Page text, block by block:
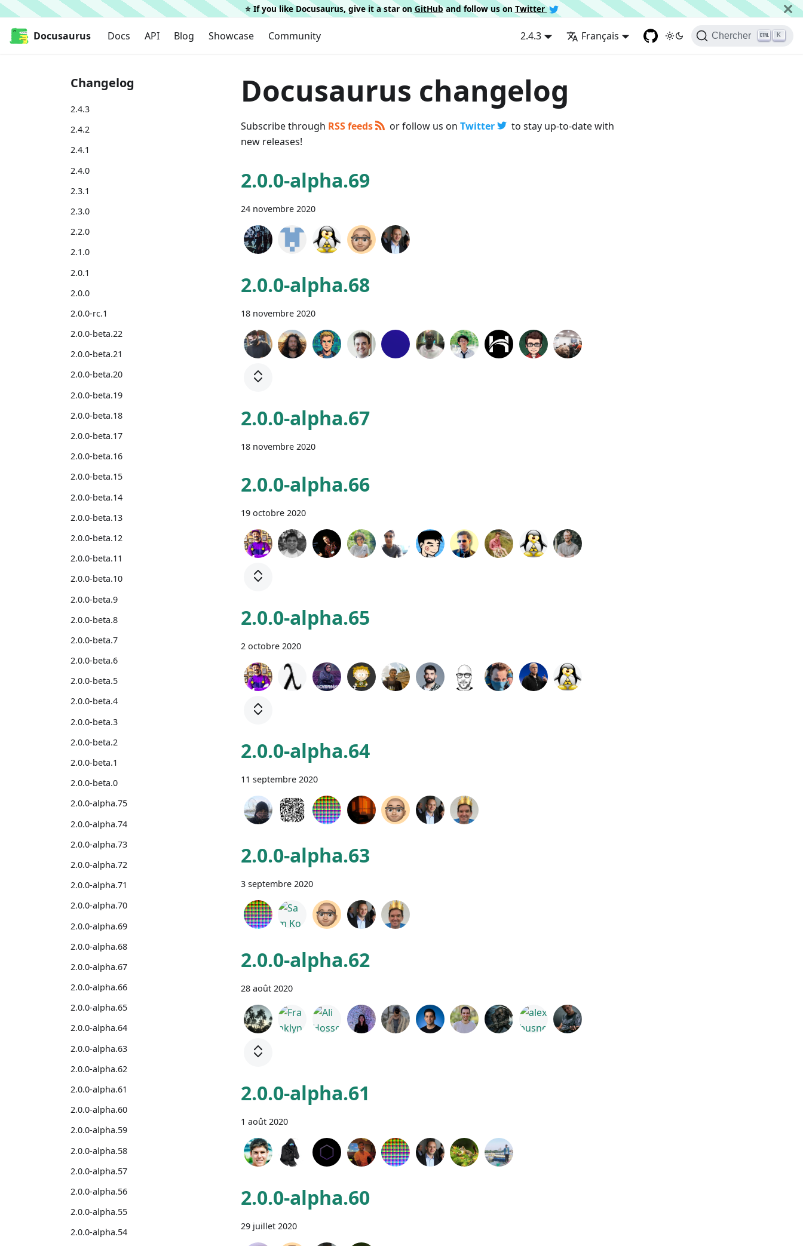
⭐️ If you like Docusaurus, give it a star on GitHuband follow us on Twitter
Docusaurus Docs API Blog Showcase Community 2.4.3 Français Chercher K
Changelog
2.4.3
2.4.2
2.4.1
2.4.0
2.3.1
2.3.0
2.2.0
2.1.0
2.0.1
2.0.0
2.0.0-rc.1
2.0.0-beta.22
2.0.0-beta.21
2.0.0-beta.20
2.0.0-beta.19
2.0.0-beta.18
2.0.0-beta.17
2.0.0-beta.16
2.0.0-beta.15
2.0.0-beta.14
2.0.0-beta.13
2.0.0-beta.12
2.0.0-beta.11
2.0.0-beta.10
2.0.0-beta.9
2.0.0-beta.8
2.0.0-beta.7
2.0.0-beta.6
2.0.0-beta.5
2.0.0-beta.4
2.0.0-beta.3
2.0.0-beta.2
2.0.0-beta.1
2.0.0-beta.0
2.0.0-alpha.75
2.0.0-alpha.74
2.0.0-alpha.73
2.0.0-alpha.72
2.0.0-alpha.71
2.0.0-alpha.70
2.0.0-alpha.69
2.0.0-alpha.68
2.0.0-alpha.67
2.0.0-alpha.66
2.0.0-alpha.65
2.0.0-alpha.64
2.0.0-alpha.63
2.0.0-alpha.62
2.0.0-alpha.61
2.0.0-alpha.60
2.0.0-alpha.59
2.0.0-alpha.58
2.0.0-alpha.57
2.0.0-alpha.56
2.0.0-alpha.55
2.0.0-alpha.54
Docusaurus changelog
Subscribe through RSS feeds or follow us on Twitter
to stay up-to-date with
new releases!
2.0.0-alpha.69
24 novembre 2020
2.0.0-alpha.68
18 novembre 2020
2.0.0-alpha.67
18 novembre 2020
2.0.0-alpha.66
19 octobre 2020
2.0.0-alpha.65
2 octobre 2020
2.0.0-alpha.64
11 septembre 2020
2.0.0-alpha.63
3 septembre 2020
2.0.0-alpha.62
28 août 2020
2.0.0-alpha.61
1 août 2020
2.0.0-alpha.60
29 juillet 2020